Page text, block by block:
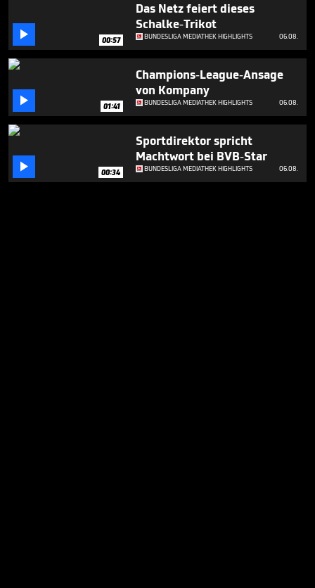
 00:57
Das Netz feiert dieses
Schalke-Trikot
BUNDESLIGA MEDIATHEK HIGHLIGHTS 06.08.
 01:41
Champions-League-Ansage
von Kompany
BUNDESLIGA MEDIATHEK HIGHLIGHTS 06.08.
 00:34
Sportdirektor spricht
Machtwort bei BVB-Star
BUNDESLIGA MEDIATHEK HIGHLIGHTS 06.08.